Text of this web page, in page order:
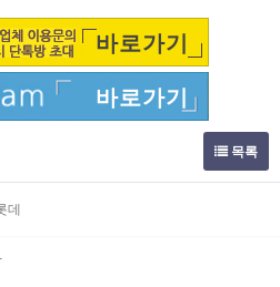
바로가기
바로가기
목록
데